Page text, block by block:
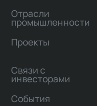
Отрасли
промышленности
Проекты
Связи с
инвесторами
События